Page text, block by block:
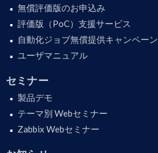
無償評価版のお申込み
評価版（PoC）支援サービス
自動化ジョブ無償提供キャンペーン
ユーザマニュアル
セミナー
製品デモ
テーマ別 Webセミナー
Zabbix Webセミナー